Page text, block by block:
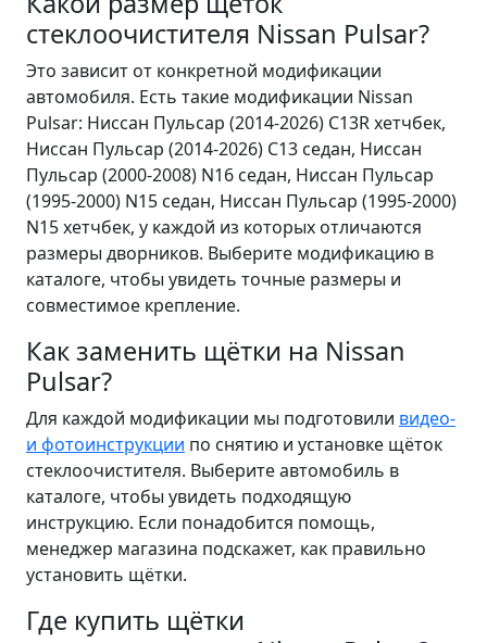
стеклоочистителя Nissan Pulsar?
Это зависит от конкретной модификации
автомобиля. Есть такие модификации Nissan
Pulsar: Ниссан Пульсар (2014-2026) C13R хетчбек,
Ниссан Пульсар (2014-2026) C13 седан, Ниссан
Пульсар (2000-2008) N16 седан, Ниссан Пульсар
(1995-2000) N15 седан, Ниссан Пульсар (1995-2000)
N15 хетчбек, у каждой из которых отличаются
размеры дворников. Выберите модификацию в
каталоге, чтобы увидеть точные размеры и
совместимое крепление.
Как заменить щётки на Nissan
Pulsar?
Для каждой модификации мы подготовили видео-
и фотоинструкции по снятию и установке щёток
стеклоочистителя. Выберите автомобиль в
каталоге, чтобы увидеть подходящую
инструкцию. Если понадобится помощь,
менеджер магазина подскажет, как правильно
установить щётки.
Где купить щётки